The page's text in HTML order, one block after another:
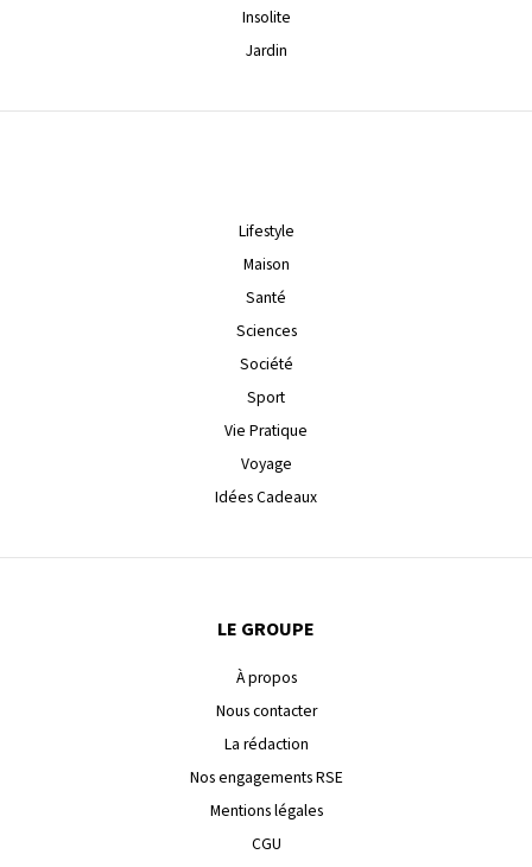
Insolite
Jardin
Lifestyle
Maison
Santé
Sciences
Société
Sport
Vie Pratique
Voyage
Idées Cadeaux
LE GROUPE
À propos
Nous contacter
La rédaction
Nos engagements RSE
Mentions légales
CGU